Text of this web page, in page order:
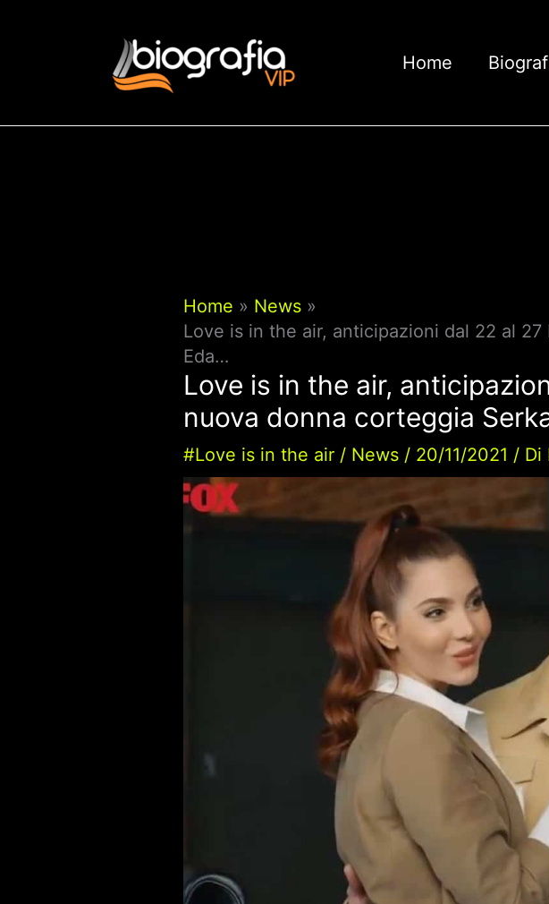
Home
Home
News
Love is in the air, anticipazioni dal 22 al
Eda…
Love is in the air,
nuova donna corteggia
#Love is in the air / News / 20/11/2021 / Di